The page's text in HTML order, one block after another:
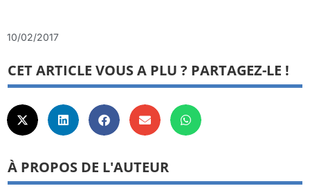
10/02/2017
CET ARTICLE VOUS A PLU ? PARTAGEZ-LE !
À PROPOS DE L'AUTEUR